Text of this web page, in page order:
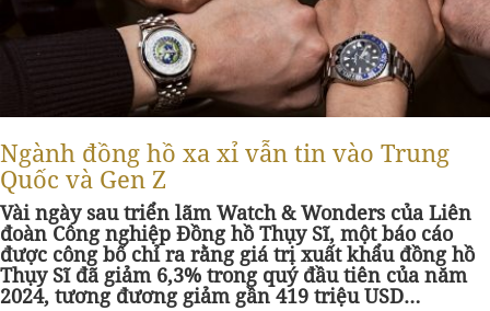
Ngành đồng hồ xa xỉ vẫn tin vào Trung
Quốc và Gen Z
Vài ngày sau triển lãm Watch & Wonders của Liên
đoàn Công nghiệp Đồng hồ Thụy Sĩ, một báo cáo
được công bố chỉ ra rằng giá trị xuất khẩu đồng hồ
Thụy Sĩ đã giảm 6,3% trong quý đầu tiên của năm
2024, tương đương giảm gần 419 triệu USD…